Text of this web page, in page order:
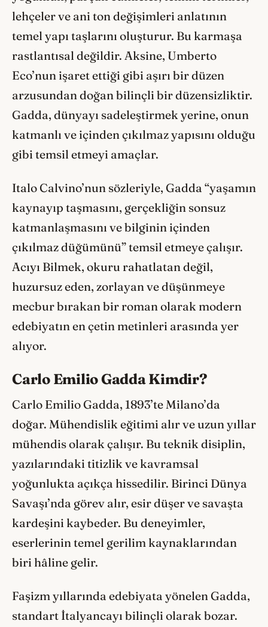
lehçeler ve ani ton değişimleri anlatının
temel yapı taşlarını oluşturur. Bu karmaşa
rastlantısal değildir. Aksine, Umberto
Eco’nun işaret ettiği gibi aşırı bir düzen
arzusundan doğan bilinçli bir düzensizliktir.
Gadda, dünyayı sadeleştirmek yerine, onun
katmanlı ve içinden çıkılmaz yapısını olduğu
gibi temsil etmeyi amaçlar.
Italo Calvino’nun sözleriyle, Gadda “yaşamın
kaynayıp taşmasını, gerçekliğin sonsuz
katmanlaşmasını ve bilginin içinden
çıkılmaz düğümünü” temsil etmeye çalışır.
Acıyı Bilmek, okuru rahatlatan değil,
huzursuz eden, zorlayan ve düşünmeye
mecbur bırakan bir roman olarak modern
edebiyatın en çetin metinleri arasında yer
alıyor.
Carlo Emilio Gadda Kimdir?
Carlo Emilio Gadda, 1893’te Milano’da
doğar. Mühendislik eğitimi alır ve uzun yıllar
mühendis olarak çalışır. Bu teknik disiplin,
yazılarındaki titizlik ve kavramsal
yoğunlukta açıkça hissedilir. Birinci Dünya
Savaşı’nda görev alır, esir düşer ve savaşta
kardeşini kaybeder. Bu deneyimler,
eserlerinin temel gerilim kaynaklarından
biri hâline gelir.
Faşizm yıllarında edebiyata yönelen Gadda,
standart İtalyancayı bilinçli olarak bozar.